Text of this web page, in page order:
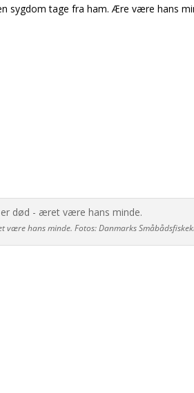
sygdom tage fra ham. Ære være hans
minde. Fotos: Danmarks